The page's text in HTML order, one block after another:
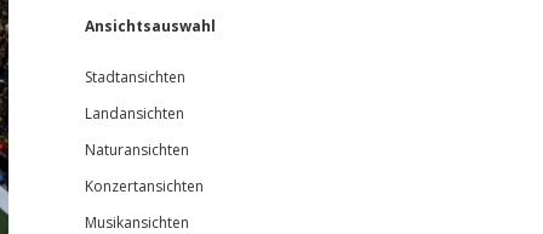
Ansichtsauswahl
Stadtansichten
Landansichten
Naturansichten
Konzertansichten
Musikansichten